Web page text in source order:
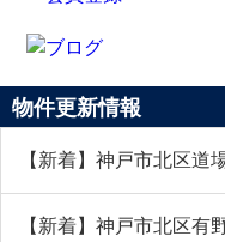
物件更新情報
【新着】神戸市北区道
【新着】神戸市北区有